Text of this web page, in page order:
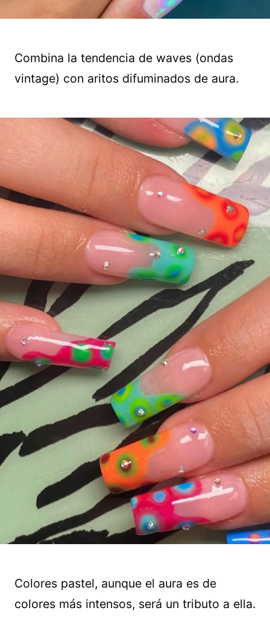
Combina la tendencia de waves (ondas
vintage) con aritos difuminados de aura.
Colores pastel, aunque el aura es de
colores más intensos, será un tributo a ella.